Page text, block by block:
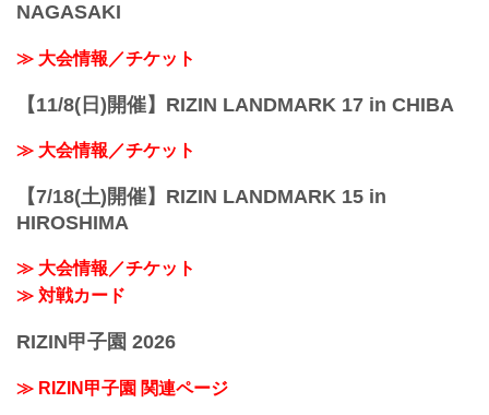
NAGASAKI
≫ 大会情報／チケット
【11/8(日)開催】RIZIN LANDMARK 17 in CHIBA
≫ 大会情報／チケット
【7/18(土)開催】RIZIN LANDMARK 15 in
HIROSHIMA
≫ 大会情報／チケット
≫ 対戦カード
RIZIN甲子園 2026
≫ RIZIN甲子園 関連ページ